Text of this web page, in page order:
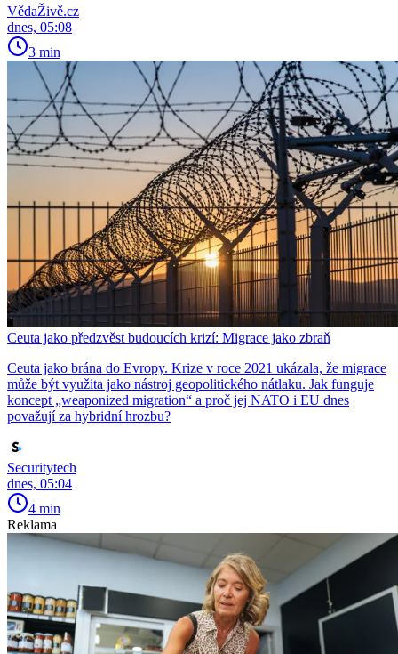
VědaŽivě.cz
dnes, 05:08
3 min
Ceuta jako předzvěst budoucích krizí: Migrace jako zbraň
Ceuta jako brána do Evropy. Krize v roce 2021 ukázala, že migrace
může být využita jako nástroj geopolitického nátlaku. Jak funguje
koncept „weaponized migration“ a proč jej NATO i EU dnes
považují za hybridní hrozbu?
Securitytech
dnes, 05:04
4 min
Reklama